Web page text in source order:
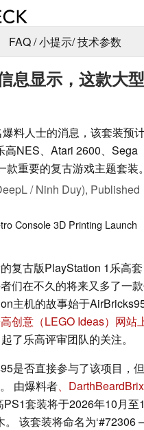
FAQ / 小提示/ 技术参数
息显示，这款大
料人士的消息，该套装预
高NES、Atari 2600、Sega
重要的复古游戏主题套装。
/ Ninh Duy), Published
Console3D Printing Launch
复古版PlayStation 1乐高套
们在不久的将来又多了一
主机的故事始于
创意（LEGO Ideas）网站
了乐高评审团队的关注。
是否直接参与了该项目，
由爆料者、DarthBeardBrix
PS1套装将于2026年10月
该套装将命名为‘#72306